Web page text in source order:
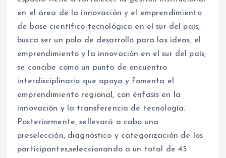
en el área de la innovación y el emprendimiento
de base científico-tecnológica en el sur del país;
busca ser un polo de desarrollo para las ideas, el
emprendimiento y la innovación en el sur del país;
se concibe como un punto de encuentro
interdisciplinario que apoya y fomenta el
emprendimiento regional, con énfasis en la
innovación y la transferencia de tecnología.
Posteriormente, sellevará a cabo una
preselección, diagnóstico y categorización de los
participantes,seleccionando a un total de 45